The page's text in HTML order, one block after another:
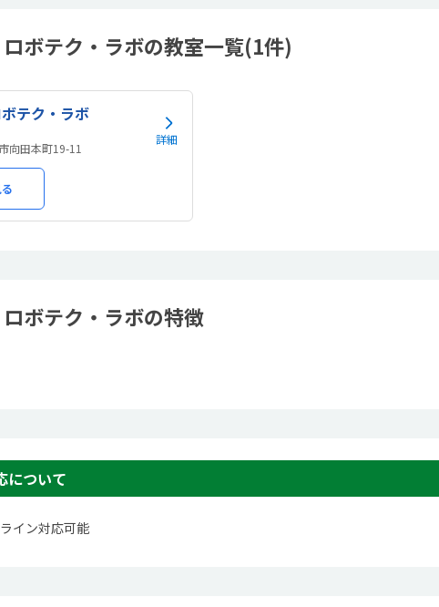
ボテク・ラボの教室一覧(1件)
テク・ラボ
向田本町19-11
詳細
ボテク・ラボの特徴
について
イン対応可能